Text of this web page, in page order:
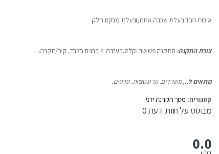
איכות הבד בעלת שכבה אחת,ובעלת מרקם חלק.
צורת התקנה: התקנה פשוטה וקלה,בעזרת 4 ברגים בלבד, קיר/תקרה.
מתאים ל.., משרדים. פרזנטציות. סרטים.
קטגוריה: מסך הקרנה ידני
מבוסס על חוות דעת 0
0.0